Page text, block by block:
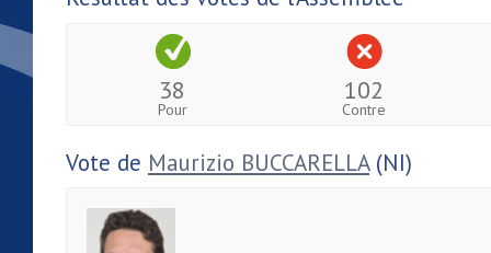
38
Pour
102
Contre
Vote de Maurizio BUCCARELLA(NI)